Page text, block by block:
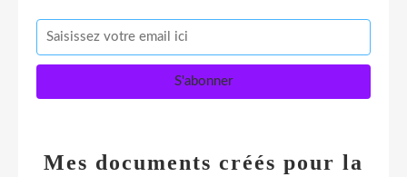
Mes documents créés pour la